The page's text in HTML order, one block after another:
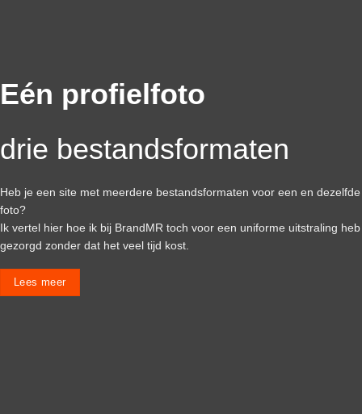
Eén profielfoto
drie bestandsformaten
Heb je een site met meerdere bestandsformaten voor een en dezelfde
foto?
Ik vertel hier hoe ik bij BrandMR toch voor een uniforme uitstraling heb
gezorgd zonder dat het veel tijd kost.
Lees meer